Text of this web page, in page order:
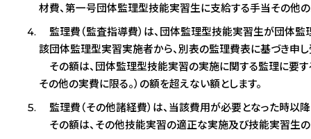
材費、第一号団体監理型技能実習生に支給する手当その他の
監理費（監査指導費）は、団体監理型技能実習生が団体
該団体監理型実習実施者から、別表の監理費表に基づき申し
その額は、団体監理型技能実習の実施に関する監理に要
その他の実費に限る。）の額を超えない額とします。
監理費（その他諸経費）は、当該費用が必要となった時以
その額は、その他技能実習の適正な実施及び技能実習生の